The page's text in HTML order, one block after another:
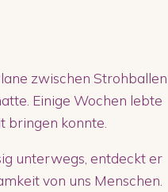
zwischen Strohballen
Einige Wochen lebte
bringen konnte.
unterwegs, entdeckt er
von uns Menschen.